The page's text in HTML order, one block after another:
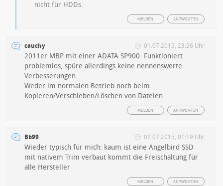
nicht für HDDs.
ANTWORTEN
MELDEN
cauchy 01.07.2015, 23:26 Uhr
2011er MBP mit einer ADATA SP900: Funktioniert
problemlos, spüre allerdings keine nennenswerte
Verbesserungen.
Weder im normalen Betrieb noch beim
Kopieren/Verschieben/Löschen von Dateien.
ANTWORTEN
MELDEN
Bb99 02.07.2015, 01:19 Uhr
Wieder typisch für mich: kaum ist eine Angelbird SSD
mit nativem Trim verbaut kommt die Freischaltung für
alle Hersteller
ANTWORTEN
MELDEN